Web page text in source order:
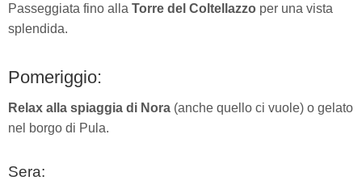
Passeggiata fino alla Torre del Coltellazzo per una vista
splendida.
Pomeriggio:
Relax alla spiaggia di Nora (anche quello ci vuole) o gelato
nel borgo di Pula.
Sera: